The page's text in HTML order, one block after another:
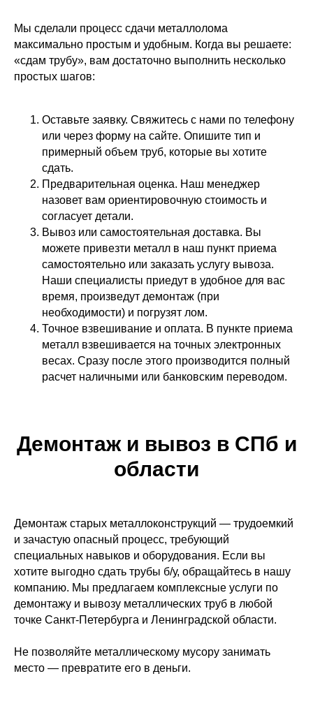
Мы сделали процесс сдачи металлолома
максимально простым и удобным. Когда вы решаете:
«сдам трубу», вам достаточно выполнить несколько
простых шагов:
Оставьте заявку. Свяжитесь с нами по телефону
или через форму на сайте. Опишите тип и
примерный объем труб, которые вы хотите
сдать.
Предварительная оценка. Наш менеджер
назовет вам ориентировочную стоимость и
согласует детали.
Вывоз или самостоятельная доставка. Вы
можете привезти металл в наш пункт приема
самостоятельно или заказать услугу вывоза.
Наши специалисты приедут в удобное для вас
время, произведут демонтаж (при
необходимости) и погрузят лом.
Точное взвешивание и оплата. В пункте приема
металл взвешивается на точных электронных
весах. Сразу после этого производится полный
расчет наличными или банковским переводом.
Демонтаж и вывоз в СПб и
области
Демонтаж старых металлоконструкций — трудоемкий
и зачастую опасный процесс, требующий
специальных навыков и оборудования. Если вы
хотите выгодно сдать трубы б/у, обращайтесь в нашу
компанию. Мы предлагаем комплексные услуги по
демонтажу и вывозу металлических труб в любой
точке Санкт-Петербурга и Ленинградской области.
Не позволяйте металлическому мусору занимать
место — превратите его в деньги.